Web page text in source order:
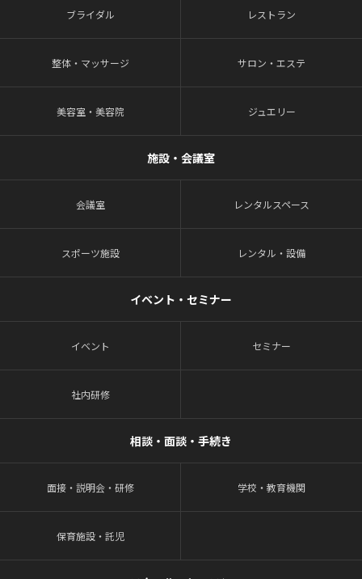
ブライダル レストラン
整体・マッサージ サロン・エステ
美容室・美容院 ジュエリー
施設・会議室
会議室 レンタルスペース
スポーツ施設 レンタル・設備
イベント・セミナー
イベント セミナー
社内研修
相談・面談・手続き
面接・説明会・研修 学校・教育機関
保育施設・託児